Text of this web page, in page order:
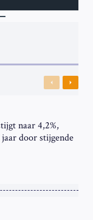
Previous
Next
naar 4,2%,
door stijgende